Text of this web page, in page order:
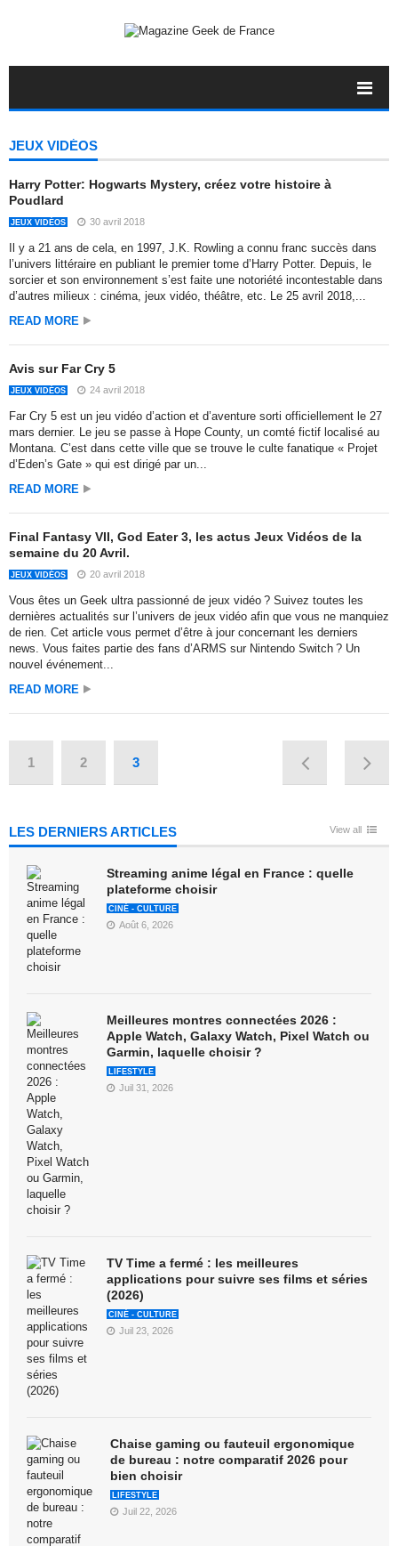
JEUX VIDÉOS
Harry Potter: Hogwarts Mystery, créez votre histoire à
Poudlard
JEUX VIDÉOS 30 avril 2018
Il y a 21 ans de cela, en 1997, J.K. Rowling a connu franc succès dans
l’univers littéraire en publiant le premier tome d’Harry Potter. Depuis, le
sorcier et son environnement s’est faite une notoriété incontestable dans
d’autres milieux : cinéma, jeux vidéo, théâtre, etc. Le 25 avril 2018,...
READ MORE
Avis sur Far Cry 5
JEUX VIDÉOS 24 avril 2018
Far Cry 5 est un jeu vidéo d’action et d’aventure sorti officiellement le 27
mars dernier. Le jeu se passe à Hope County, un comté fictif localisé au
Montana. C’est dans cette ville que se trouve le culte fanatique « Projet
d’Eden’s Gate » qui est dirigé par un...
READ MORE
Final Fantasy VII, God Eater 3, les actus Jeux Vidéos de la
semaine du 20 Avril.
JEUX VIDÉOS 20 avril 2018
Vous êtes un Geek ultra passionné de jeux vidéo ? Suivez toutes les
dernières actualités sur l’univers de jeux vidéo afin que vous ne manquiez
de rien. Cet article vous permet d’être à jour concernant les derniers
news. Vous faites partie des fans d’ARMS sur Nintendo Switch ? Un
nouvel événement...
READ MORE
1 2 3
LES DERNIERS ARTICLES View all
Streaming anime légal en France : quelle
plateforme choisir
CINÉ - CULTURE
Août 6, 2026
Meilleures montres connectées 2026 :
Apple Watch, Galaxy Watch, Pixel Watch ou
Garmin, laquelle choisir ?
LIFESTYLE
Juil 31, 2026
TV Time a fermé : les meilleures
applications pour suivre ses films et séries
(2026)
CINÉ - CULTURE
Juil 23, 2026
Chaise gaming ou fauteuil ergonomique
de bureau : notre comparatif 2026 pour
bien choisir
LIFESTYLE
Juil 22, 2026